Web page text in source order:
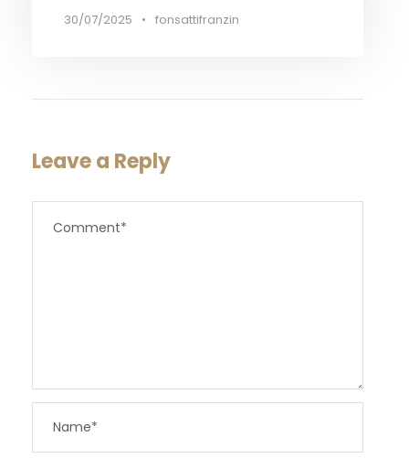
30/07/2025 • fonsattifranzin
Leave a Reply